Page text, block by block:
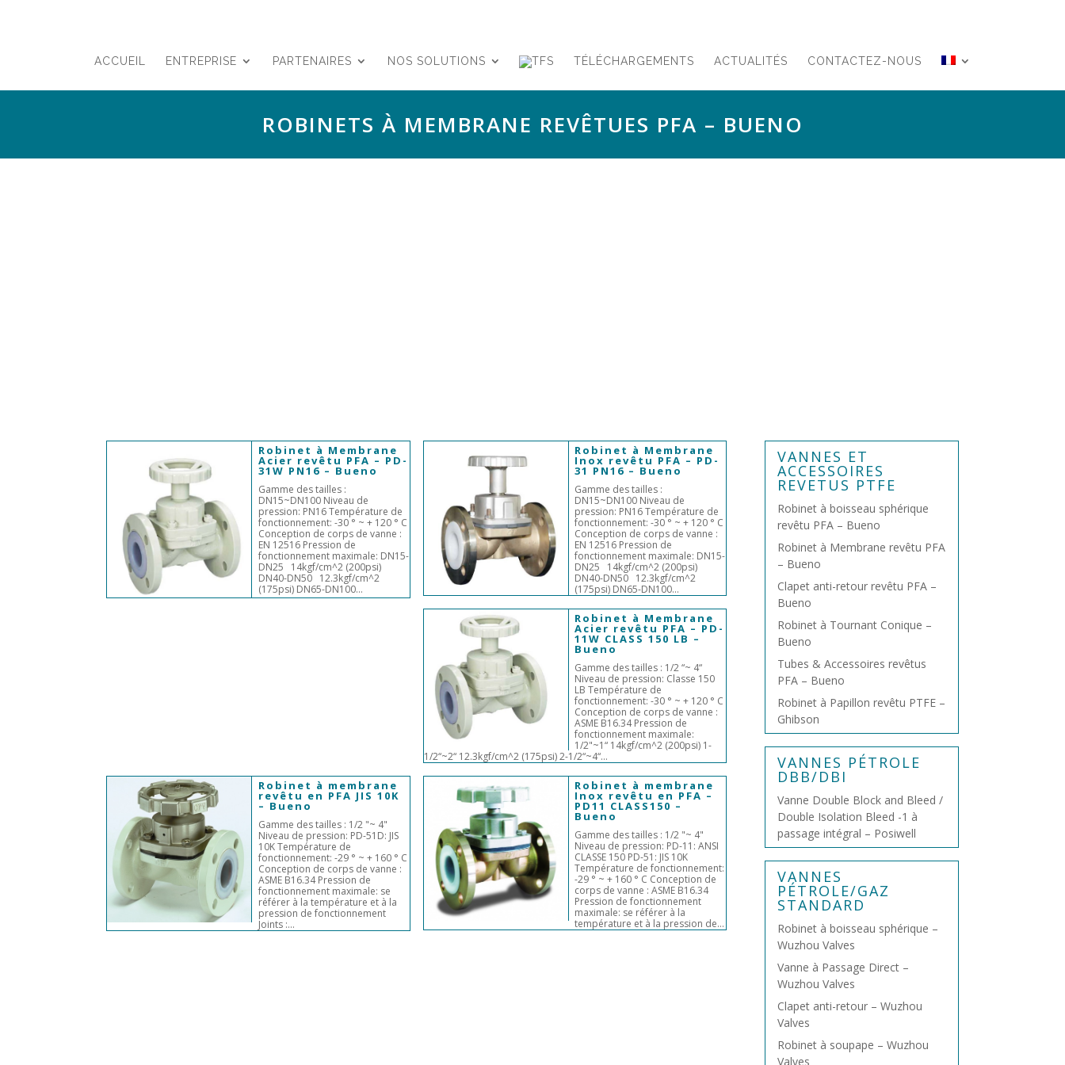
ACCUEIL ENTREPRISE PARTENAIRES NOS SOLUTIONS TÉLÉCHARGEMENTS ACTUALITÉS CONTACTEZ-NOUS
ROBINETS À MEMBRANE REVÊTUES PFA – BUENO
Robinet à Membrane
Acier revêtu PFA – PD-
31W PN16 – Bueno
Gamme des tailles :
DN15~DN100 Niveau de
pression: PN16 Température de
fonctionnement: -30 ° ~ + 120 ° C
Conception de corps de vanne :
EN 12516 Pression de
fonctionnement maximale: DN15-
DN25 14kgf/cm^2 (200psi)
DN40-DN50 12.3kgf/cm^2
(175psi) DN65-DN100...
Robinet à Membrane
Inox revêtu PFA – PD-
31 PN16 – Bueno
Gamme des tailles :
DN15~DN100 Niveau de
pression: PN16 Température de
fonctionnement: -30 ° ~ + 120 ° C
Conception de corps de vanne :
EN 12516 Pression de
fonctionnement maximale: DN15-
DN25 14kgf/cm^2 (200psi)
DN40-DN50 12.3kgf/cm^2
(175psi) DN65-DN100...
Robinet à Membrane
Acier revêtu PFA – PD-
11W CLASS 150 LB –
Bueno
Gamme des tailles : 1/2 “~ 4“
Niveau de pression: Classe 150
LB Température de
fonctionnement: -30 ° ~ + 120 ° C
Conception de corps de vanne :
ASME B16.34 Pression de
fonctionnement maximale:
1/2"~1“ 14kgf/cm^2 (200psi) 1-
1/2“~2“ 12.3kgf/cm^2 (175psi) 2-1/2“~4“...
Robinet à membrane
revêtu en PFA JIS 10K
– Bueno
Gamme des tailles : 1/2 "~ 4"
Niveau de pression: PD-51D: JIS
10K Température de
fonctionnement: -29 ° ~ + 160 ° C
Conception de corps de vanne :
ASME B16.34 Pression de
fonctionnement maximale: se
référer à la température et à la
pression de fonctionnement
Joints :...
Robinet à membrane
Inox revêtu en PFA –
PD11 CLASS150 –
Bueno
Gamme des tailles : 1/2 "~ 4"
Niveau de pression: PD-11: ANSI
CLASSE 150 PD-51: JIS 10K
Température de fonctionnement:
-29 ° ~ + 160 ° C Conception de
corps de vanne : ASME B16.34
Pression de fonctionnement
maximale: se référer à la
température et à la pression de...
VANNES ET
ACCESSOIRES
REVETUS PTFE
Robinet à boisseau sphérique
revêtu PFA – Bueno
Robinet à Membrane revêtu PFA
– Bueno
Clapet anti-retour revêtu PFA –
Bueno
Robinet à Tournant Conique –
Bueno
Tubes & Accessoires revêtus
PFA – Bueno
Robinet à Papillon revêtu PTFE –
Ghibson
VANNES PÉTROLE
DBB/DBI
Vanne Double Block and Bleed /
Double Isolation Bleed -1 à
passage intégral – Posiwell
VANNES
PÉTROLE/GAZ
STANDARD
Robinet à boisseau sphérique –
Wuzhou Valves
Vanne à Passage Direct –
Wuzhou Valves
Clapet anti-retour – Wuzhou
Valves
Robinet à soupape – Wuzhou
Valves